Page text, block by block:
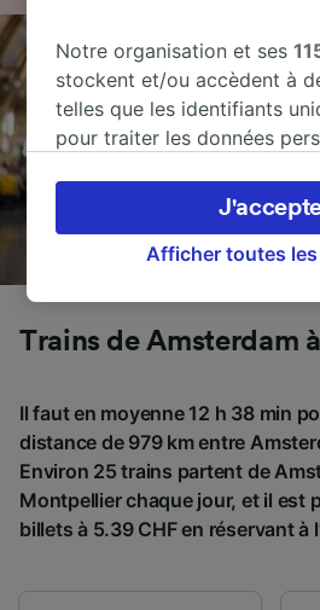
Trains de Amsterdam
Il faut en moyenne 12 h 38 min
distance de 979 km entre
Environ 25 trains partent de
Montpellier chaque jour, et il est
billets à 5.39 CHF en réservant à
Notre organisation et ses
stockent et/ou accèdent à
telles que les identifiants
pour traiter les données
préférences, notamment en
droit d’opposition à l’intérêt
cliquant ci-dessous ou à
et n’affecteront pas les
pas vous tracer.
Nos équipes ainsi que nos
externes, traitent des
finalités suivantes :
précises. Analyser
Afficher toutes